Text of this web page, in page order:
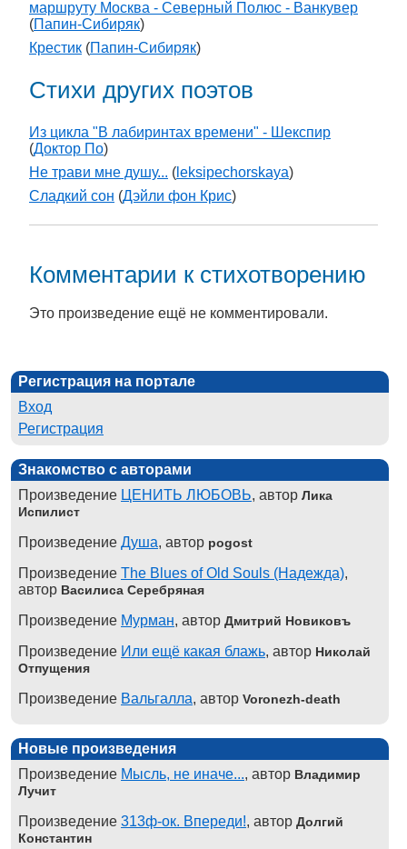
маршруту Москва - Северный Полюс - Ванкувер
(Папин-Сибиряк)
Крестик (Папин-Сибиряк)
Стихи других поэтов
Из цикла "В лабиринтах времени" - Шекспир
(Доктор По)
Не трави мне душу... ( leksipechorskaya)
Сладкий сон (Дэйли фон Крис)
Комментарии к стихотворению
Это произведение ещё не комментировали.
Регистрация на портале
Вход
Регистрация
Знакомство с авторами
Произведение ЦЕНИТЬ ЛЮБОВЬ, автор Лика
Испилист
Произведение Душа, автор pogost
Произведение The Blues of Old Souls (Надежда),
автор Василиса Серебряная
Произведение Мурман, автор Дмитрий Новиковъ
Произведение Или ещё какая блажь, автор Николай
Отпущения
Произведение Вальгалла, автор Voronezh-death
Новые произведения
Произведение Мысль, не иначе..., автор Владимир
Лучит
Произведение 313ф-ок. Впереди!, автор Долгий
Константин